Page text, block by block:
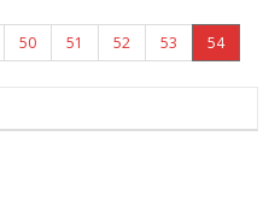
50 51 52 53 54